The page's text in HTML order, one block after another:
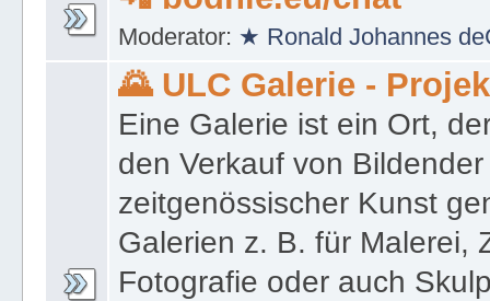
Moderator: ★ Ronald Johannes
🌄 ULC Galerie -
Eine Galerie ist ein Ort,
den Verkauf von
zeitgenössischer Kunst
Galerien z. B. für Malerei,
Fotografie oder auch